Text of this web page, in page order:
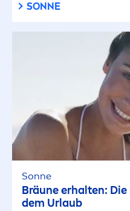
SONNE
Sonne
Bräune erhalten:
dem Urlaub